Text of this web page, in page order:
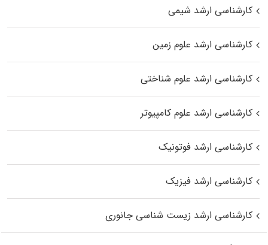
کارشناسی ارشد شیمی
کارشناسی ارشد علوم زمین
کارشناسی ارشد علوم شناختی
کارشناسی ارشد علوم کامپیوتر
کارشناسی ارشد فوتونیک
کارشناسی ارشد فیزیک
کارشناسی ارشد زیست‌ شناسی جانوری